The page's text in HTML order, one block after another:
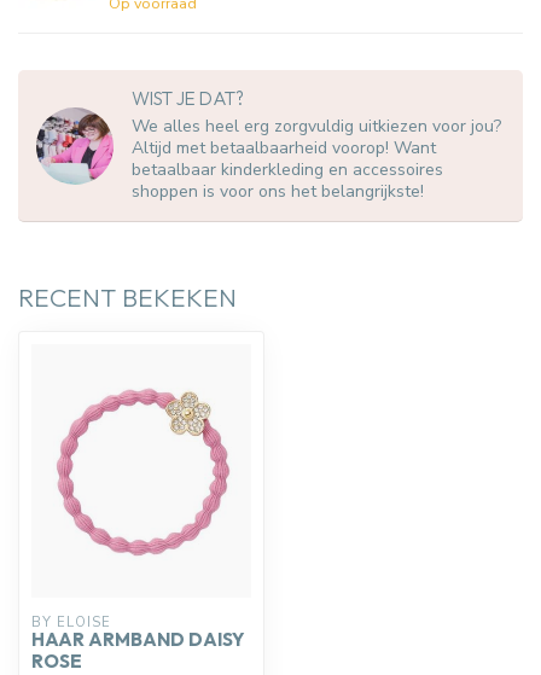
WIST JE DAT?
We alles heel erg zorgvuldig uitkiezen voor jou?
Altijd met betaalbaarheid voorop! Want
betaalbaar kinderkleding en accessoires
shoppen is voor ons het belangrijkste!
RECENT BEKEKEN
BY ELOISE
HAAR ARMBAND DAISY
ROSE